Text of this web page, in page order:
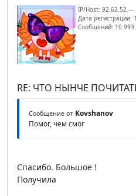
IP/Host: 92.62.52.---
Дата регистрации:
Сообщений: 10 993
RE: ЧТО НЫНЧЕ
Сообщение от Kovshanov
Помог, чем смог
Спасибо. Большое !
Получила